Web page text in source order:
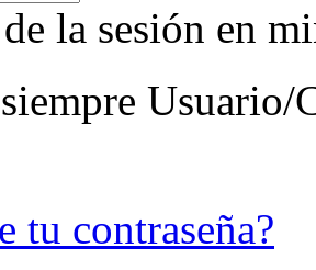
la sesión en
Usuario/
tu contraseña?